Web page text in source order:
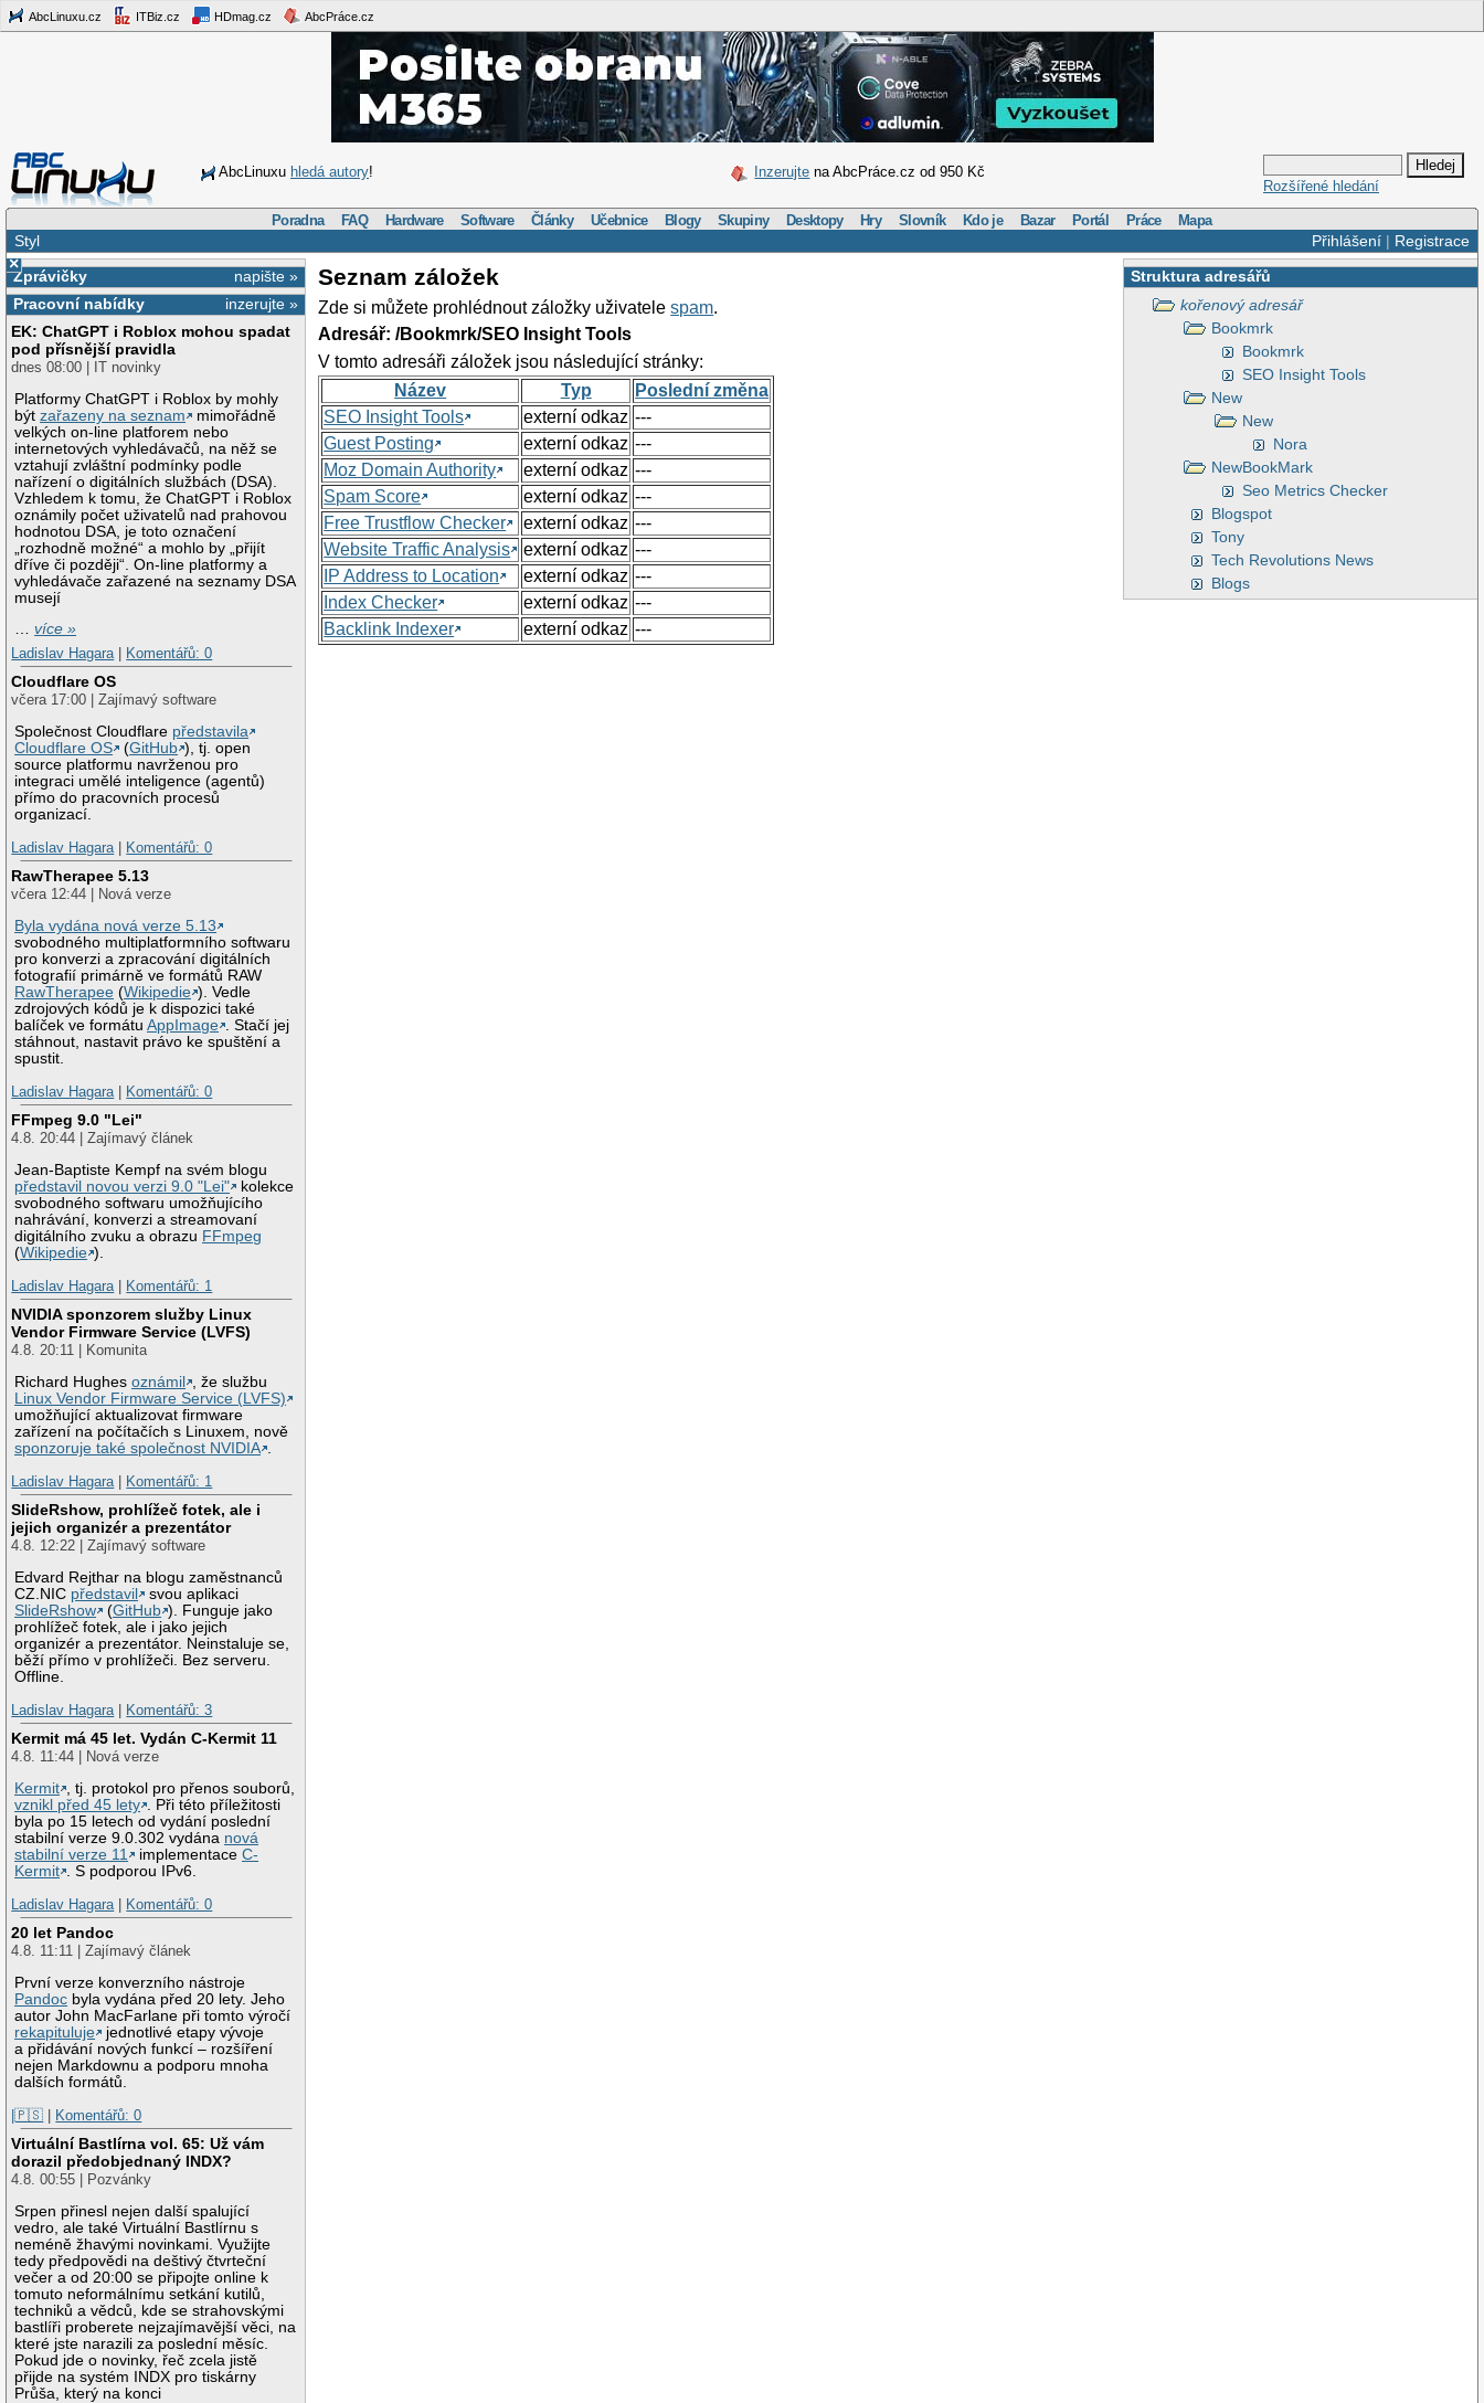
AbcLinuxu.cz ITBiz.cz HDmag.cz AbcPráce.cz
AbcLinuxu hledá autory! Inzerujte na AbcPráce.cz od 950 Kč
Rozšířené hledání
Poradna FAQ Hardware Software Články Učebnice Blogy Skupiny Desktopy Hry Slovník Kdo je Bazar Portál Práce Mapa
Přihlášení| Registrace
Styl
×
napište »
Zprávičky
inzerujte »
Pracovní nabídky
EK: ChatGPT i Roblox mohou spadat
pod přísnější pravidla
dnes 08:00 | IT novinky
Platformy ChatGPT i Roblox by mohly
býtzařazeny na seznam
mimořádně
velkých on-line platforem nebo
internetových vyhledávačů, na něž se
vztahují zvláštní podmínky podle
nařízení o digitálních službách (DSA).
Vzhledem k tomu, že ChatGPT i Roblox
oznámily počet uživatelů nad prahovou
hodnotou DSA, je toto označení
„rozhodně možné“ a mohlo by „přijít
dříve či později“. On-line platformy a
vyhledávače zařazené na seznamy DSA
musejí
…více »
Ladislav Hagara
Komentářů: 0
Cloudflare OS
včera 17:00 | Zajímavý software
Společnost Cloudflare představila
Cloudflare OS
(GitHub ), tj. open
source platformu navrženou pro
integraci umělé inteligence (agentů)
přímo do pracovních procesů
organizací.
Ladislav Hagara
Komentářů: 0
RawTherapee 5.13
včera 12:44 | Nová verze
Byla vydána nová verze 5.13
svobodného multiplatformního softwaru
pro konverzi a zpracování digitálních
fotografií primárně ve formátů RAW
RawTherapee (Wikipedie ). Vedle
zdrojových kódů je k dispozici také
balíček ve formátuAppImage . Stačí jej
stáhnout, nastavit právo ke spuštění a
spustit.
Ladislav Hagara
Komentářů: 0
FFmpeg 9.0 "Lei"
4.8. 20:44 | Zajímavý článek
Jean-Baptiste Kempf na svém blogu
představil novou verzi 9.0 "Lei"
kolekce
svobodného softwaru umožňujícího
nahrávání, konverzi a streamovaní
digitálního zvuku a obrazu FFmpeg
(Wikipedie ).
Ladislav Hagara
Komentářů: 1
NVIDIA sponzorem služby Linux
Vendor Firmware Service (LVFS)
4.8. 20:11 | Komunita
Richard Hughesoznámil
, že službu
Linux Vendor Firmware Service (LVFS)
umožňující aktualizovat firmware
zařízení na počítačích s Linuxem, nově
sponzoruje také společnost NVIDIA .
Ladislav Hagara | Komentářů: 1
SlideRshow, prohlížeč fotek, ale i
jejich organizér a prezentátor
4.8. 12:22 | Zajímavý software
Edvard Rejthar na blogu zaměstnanců
CZ.NIC představil
svou aplikaci
SlideRshow
(GitHub ). Funguje jako
prohlížeč fotek, ale i jako jejich
organizér a prezentátor. Neinstaluje se,
běží přímo v prohlížeči. Bez serveru.
Offline.
Ladislav Hagara | Komentářů: 3
Kermit má 45 let. Vydán C-Kermit 11
4.8. 11:44 | Nová verze
Kermit , tj. protokol pro přenos souborů,
vznikl před 45 lety . Při této příležitosti
byla po 15 letech od vydání poslední
stabilní verze 9.0.302 vydána nová
stabilní verze 11
implementaceC-
Kermit . S podporou IPv6.
Ladislav Hagara | Komentářů: 0
20 let Pandoc
4.8. 11:11 | Zajímavý článek
První verze konverzního nástroje
Pandoc byla vydána před 20 lety. Jeho
autor John MacFarlane při tomto výročí
rekapituluje
jednotlivé etapy vývoje
a přidávání nových funkcí – rozšíření
nejen Markdownu a podporu mnoha
dalších formátů.
|🇵🇸 | Komentářů: 0
Virtuální Bastlírna vol. 65: Už vám
dorazil předobjednaný INDX?
4.8. 00:55 | Pozvánky
Srpen přinesl nejen další spalující
vedro, ale také Virtuální Bastlírnu s
neméně žhavými novinkami. Využijte
tedy předpovědi na deštivý čtvrteční
večer a od 20:00 se připojte online k
tomuto neformálnímu setkání kutilů,
techniků a vědců, kde se strahovskými
bastlíři proberete nejzajímavější věci, na
které jste narazili za poslední měsíc.
Pokud jde o novinky, řeč zcela jistě
přijde na systém INDX pro tiskárny
Průša, který na konci
Struktura adresářů
kořenový adresář
Bookmrk
Bookmrk
SEO Insight Tools
New
New
Nora
NewBookMark
Seo Metrics Checker
Blogspot
Tony
Tech Revolutions News
Blogs
Seznam záložek
Zde si můžete prohlédnout záložky uživatelespam.
Adresář: /Bookmrk/SEO Insight Tools
V tomto adresáři záložek jsou následující stránky:
Název
Typ
Poslední změna
SEO Insight Tools
externí odkaz ---
Guest Posting
externí odkaz ---
Moz Domain Authority
externí odkaz ---
Spam Score
externí odkaz ---
Free Trustflow Checker
externí odkaz ---
Website Traffic Analysis
externí odkaz ---
IP Address to Location
externí odkaz ---
Index Checker
externí odkaz ---
Backlink Indexer
externí odkaz ---